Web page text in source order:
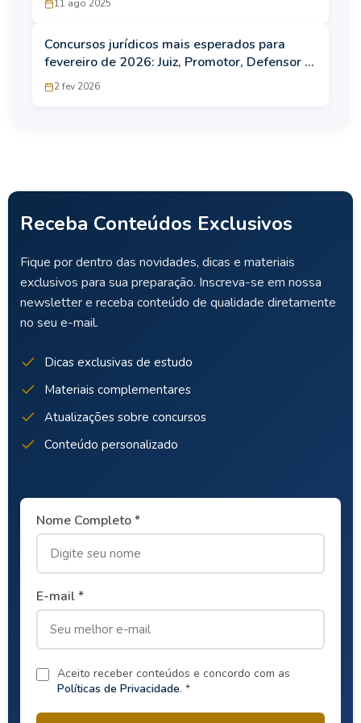
11 ago 2025
Concursos jurídicos mais esperados para
fevereiro de 2026: Juiz, Promotor, Defensor e
Procurador
2 fev 2026
Receba Conteúdos Exclusivos
Fique por dentro das novidades, dicas e materiais
exclusivos para sua preparação. Inscreva-se em nossa
newsletter e receba conteúdo de qualidade diretamente
no seu e-mail.
Dicas exclusivas de estudo
Materiais complementares
Atualizações sobre concursos
Conteúdo personalizado
Nome Completo *
E-mail *
Aceito receber conteúdos e concordo com as
Políticas de Privacidade. *